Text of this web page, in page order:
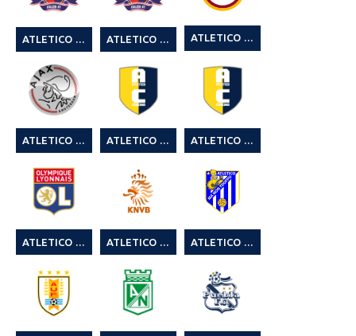
ATLETICO CAGLIARI 4° CAGLIARI LEAGUE ATLETICO CAGLIARI 5° CAGLIARI LEAGUE ATLETICO CAGLIARI 6° CAGLIARI LEAGUE C7
ATLETICO CAMBARAU ATLETICO CENZINO ATLETICO CENZINO 2 ° MR SOCCER CUP SUMMER EDITION